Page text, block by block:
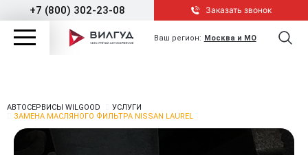
+7 (800) 302-23-08 Заказать звонок
Ваш регион: Москва и МО
АВТОСЕРВИСЫ WILGOOD
УСЛУГИ
ЗАМЕНА МАСЛЯНОГО ФИЛЬТРА NISSAN LAUREL